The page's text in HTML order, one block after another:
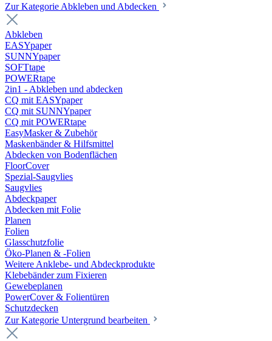
Zur Kategorie Abkleben und Abdecken
Abkleben
EASYpaper
SUNNYpaper
SOFTtape
POWERtape
2in1 - Abkleben und abdecken
CQ mit EASYpaper
CQ mit SUNNYpaper
CQ mit POWERtape
EasyMasker & Zubehör
Maskenbänder & Hilfsmittel
Abdecken von Bodenflächen
FloorCover
Spezial-Saugvlies
Saugvlies
Abdeckpaper
Abdecken mit Folie
Planen
Folien
Glasschutzfolie
Öko-Planen & -Folien
Weitere Anklebe- und Abdeckprodukte
Klebebänder zum Fixieren
Gewebeplanen
PowerCover & Folientüren
Schutzdecken
Zur Kategorie Untergrund bearbeiten